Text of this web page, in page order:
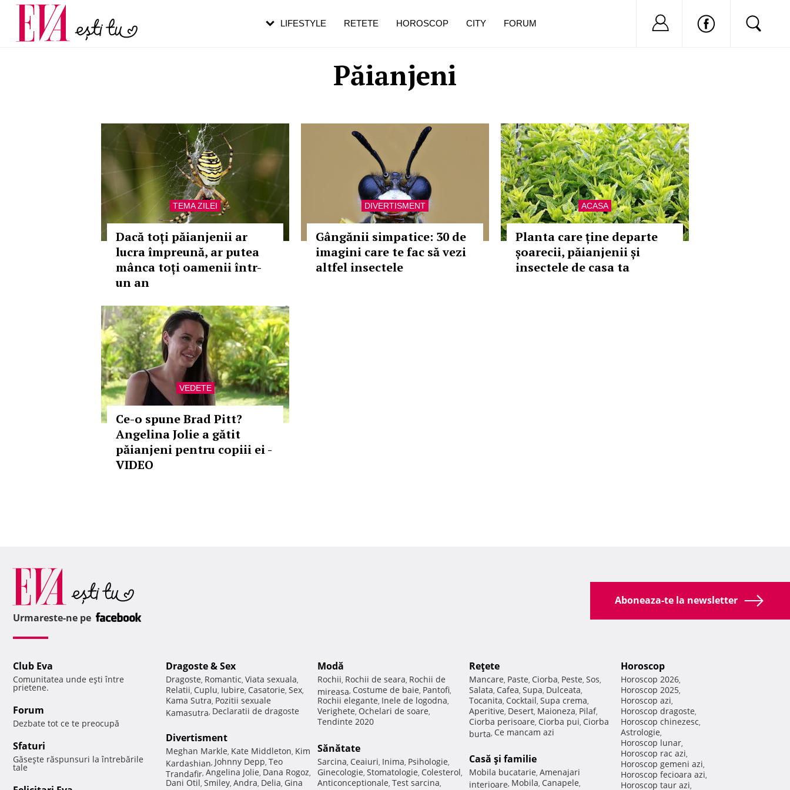
Păianjeni
TEMA ZILEI
Dacă toți păianjenii ar
lucra împreună, ar putea
mânca toți oamenii într-
un an
DIVERTISMENT
Gângănii simpatice: 30 de
imagini care te fac să vezi
altfel insectele
ACASA
Planta care ține departe
șoarecii, păianjenii și
insectele de casa ta
VEDETE
Ce-o spune Brad Pitt?
Angelina Jolie a gătit
păianjeni pentru copiii ei -
VIDEO
LIFESTYLE RETETE HOROSCOP CITY FORUM Nu ai cont?
Carieră
Actualitate
pe măsură ce înaintezi în vârstă
Aboneaza-te la newsletter
Urmareste-ne pe
Club Eva
Comunitatea unde eşti între
prietene.
Forum
Dezbate tot ce te preocupă
Sfaturi
Găseşte răspunsuri la întrebările
tale
Dragoste & Sex
Dragoste, Romantic, Viata sexuala,
Relatii, Cuplu, Iubire, Casatorie, Sex,
Kama Sutra, Pozitii sexuale
Kamasutra, Declaratii de dragoste
Divertisment
Meghan Markle, Kate Middleton, Kim
Kardashian, Johnny Depp, Teo
Trandafir, Angelina Jolie, Dana Rogoz,
Dani Otil, Smiley, Andra, Delia, Gina
Modă
Rochii, Rochii de seara, Rochii de
mireasa, Costume de baie, Pantofi,
Rochii elegante, Inele de logodna,
Verighete, Ochelari de soare,
Tendinte 2020
Sănătate
Sarcina, Ceaiuri, Inima, Psihologie,
Ginecologie, Stomatologie, Colesterol,
Anticonceptionale, Test sarcina,
Reţete
Mancare, Paste, Ciorba, Peste, Sos,
Salata, Cafea, Supa, Dulceata,
Tocanita, Cocktail, Supa crema,
Aperitive, Desert, Maioneza, Pilaf,
Ciorba perisoare, Ciorba pui, Ciorba
burta, Ce mancam azi
Casă şi familie
Mobila bucatarie, Amenajari
interioare, Mobila, Canapele,
Horoscop
Horoscop 2026,
Horoscop 2025,
Horoscop azi,
Horoscop dragoste,
Horoscop chinezesc,
Astrologie,
Horoscop lunar,
Horoscop rac azi,
Horoscop gemeni azi,
Horoscop fecioara azi,
Horoscop taur azi,